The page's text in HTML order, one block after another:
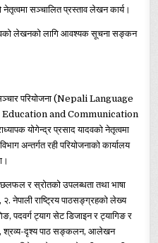
नेतृत्वमा सञ्चालित प्रस्ताव लेखन कार्य।
लेखनको लागि आवश्यक सूचना सङ्कन
परियोजना (Nepali Language
and Communication
योगेन्द्र प्रसाद यादवको नेतृत्वमा
अन्तर्गत रही परियोजनाको कार्यालय
छलफल र स्रोतको उपलब्धता तथा भाषा
नेपाली राष्ट्रिय पाठसङ्ग्रहको लेख्य
पदवर्ग ट्याग सेट डिजाइन र ट्यागिङ र
श्रव्य-दृश्य पाठ सङ्कलन, आलेखन